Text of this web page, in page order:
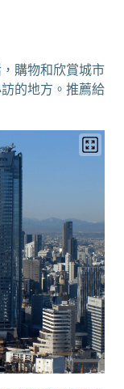
購物和欣賞城市
的地方。推薦給